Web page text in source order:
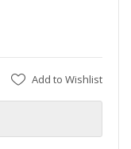
Add to Wishlist